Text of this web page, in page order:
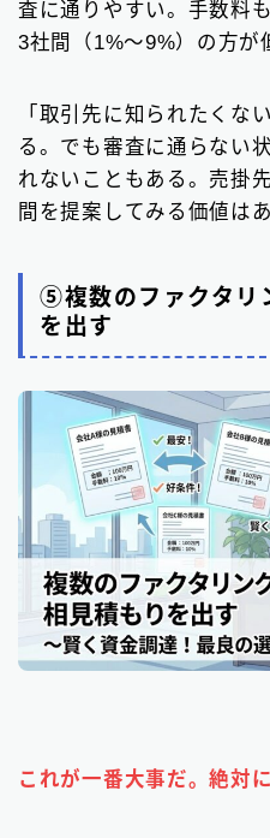
査に通りやすい。手数料
3社間（1%〜9%）の方が
「取引先に知られたくな
る。でも審査に通らない
れないこともある。売掛
間を提案してみる価値はあ
⑤複数のファクタリ
を出す
これが一番大事だ。絶対